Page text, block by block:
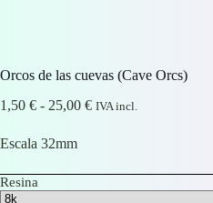
Orcos de las cuevas (Cave Orcs)
1,50 € - 25,00 €Rango
IVA incl.
Escala 32mm
Resina